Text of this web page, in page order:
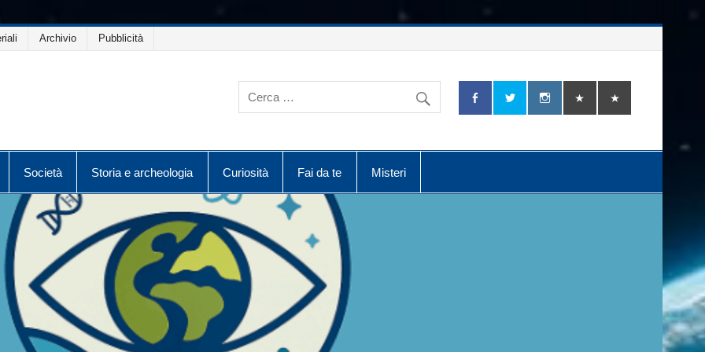
Archivio Pubblicità
Società Storia e archeologia Curiosità Fai da te Misteri